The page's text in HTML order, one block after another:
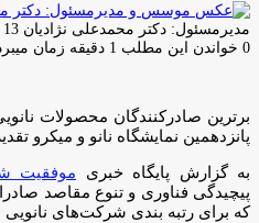
مدیرمسئول: دکتر محمدعلی نژادیان 13 آبان 1403 23:00
0 خواندن این مطلب 1 دقیقه زمان میبرد
پانزدهمین نمایشگاه نانو و میکرو
به گزارش پایگاه خبری موفقیت
پیچیدگی فناوری و تنوع مقاصد
که برای رتبه بندی شرکت‌های